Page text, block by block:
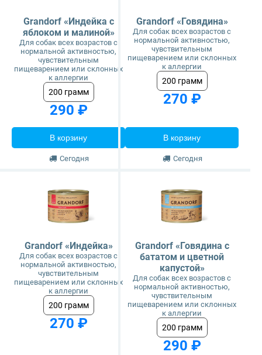
Grandorf «Индейка с
яблоком и малиной»
Для собак всех возрастов с
нормальной активностью,
чувствительным
пищеварением или склонных
к аллергии
200 грамм
290 ₽
В корзину
Сегодня
Grandorf «Говядина»
Для собак всех возрастов с
нормальной активностью,
чувствительным
пищеварением или склонных
к аллергии
200 грамм
270 ₽
В корзину
Сегодня
Grandorf «Индейка»
Для собак всех возрастов с
нормальной активностью,
чувствительным
пищеварением или склонных
к аллергии
200 грамм
270 ₽
Grandorf «Говядина с
бататом и цветной
капустой»
Для собак всех возрастов с
нормальной активностью,
чувствительным
пищеварением или склонных
к аллергии
200 грамм
290 ₽